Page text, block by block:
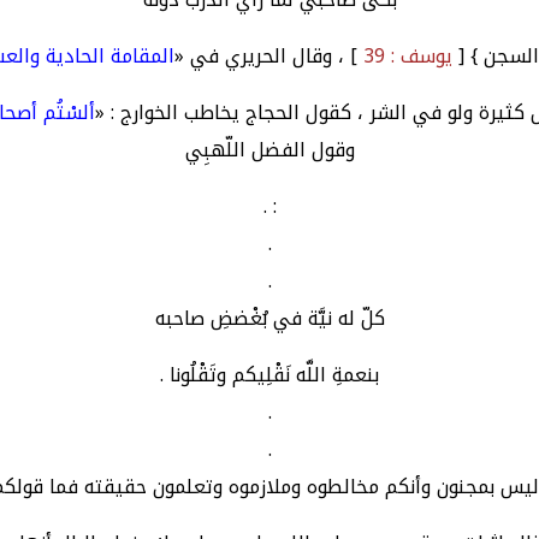
} [يوسف : 39 ] ، وقال الحريري في «المقامة الحادية
ولو في الشر ، كقول الحجاج يخاطب الخوارج : «ألسْتُم
وقول الفضل اللّهبِي
: .
.
.
كلّ له نيَّة في بُغْضضِ صاحبه
بنعمةِ اللَّه نَقْلِيكم وتَقْلُونا .
.
.
بمجنون وأنكم مخالطوه وملازموه وتعلمون حقيقته فما